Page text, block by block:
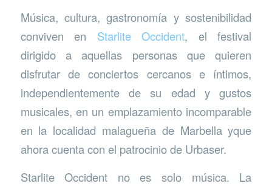
Música, cultura, gastronomía y sostenibilidad
conviven en Starlite Occident, el festival
dirigido a aquellas personas que quieren
disfrutar de conciertos cercanos e íntimos,
independientemente de su edad y gustos
musicales, en un emplazamiento incomparable
en la localidad malagueña de Marbella yque
ahora cuenta con el patrocinio de Urbaser.
Starlite Occident no es solo música. La